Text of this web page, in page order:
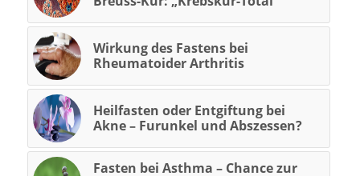
Wirkung des Fastens bei
Rheumatoider Arthritis
Heilfasten oder Entgiftung bei
Akne – Furunkel und Abszessen?
Fasten bei Asthma – Chance zur